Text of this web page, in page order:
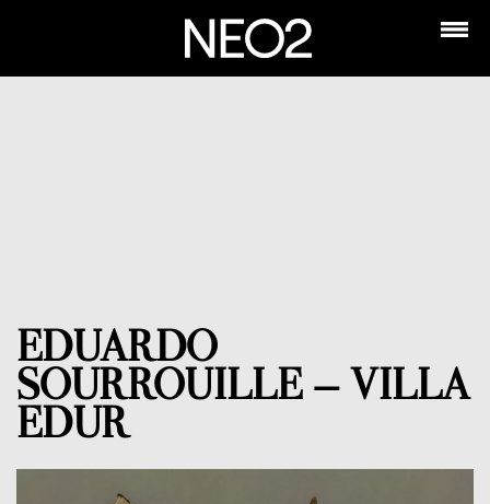
EDUARDO
SOURROUILLE – VILLA
EDUR